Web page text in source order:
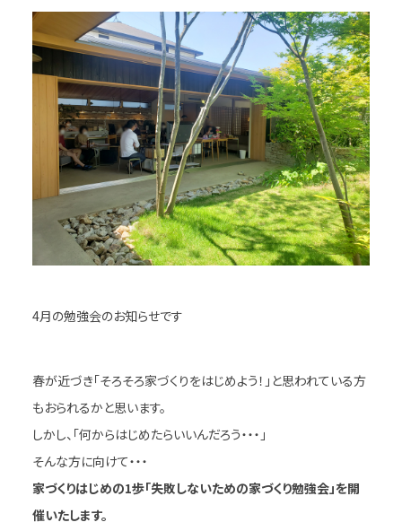
4月の勉強会のお知らせです
春が近づき「そろそろ家づくりをはじめよう！」と思われている方
もおられるかと思います。
しかし、「何からはじめたらいいんだろう・・・」
そんな方に向けて・・・
家づくりはじめの1歩「失敗しないための家づくり勉強会」を開
催いたします。